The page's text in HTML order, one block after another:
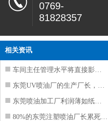
0769-
81828357
相关资讯
车间主任管理水平将直接影响东莞注塑件
东莞UV喷油厂的生产厂长，到底在给工
东莞喷油加工厂利润薄如纸？这四项基本
80%的东莞注塑喷油厂长累死累活，利